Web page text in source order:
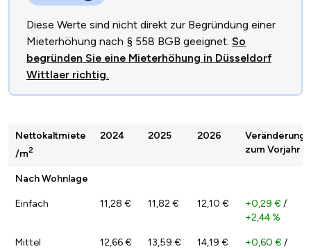
Diese Werte sind nicht direkt zur Begründung einer
Mieterhöhung nach § 558 BGB geeignet. So
begründen Sie eine Mieterhöhung in Düsseldorf
Wittlaer richtig.
Nettokaltmiete
/m2
2024 2025 2026
Veränderung
zum Vorjahr
Nach Wohnlage
Einfach 11,28 € 11,82 € 12,10 € +0,29 € /
+2,44 %
Mittel 12,66 € 13,59 € 14,19 € +0,60 € /